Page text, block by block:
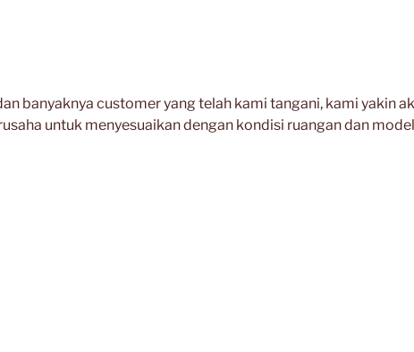
banyaknya customer yang telah kami tangani, kami yakin
untuk menyesuaikan dengan kondisi ruangan dan